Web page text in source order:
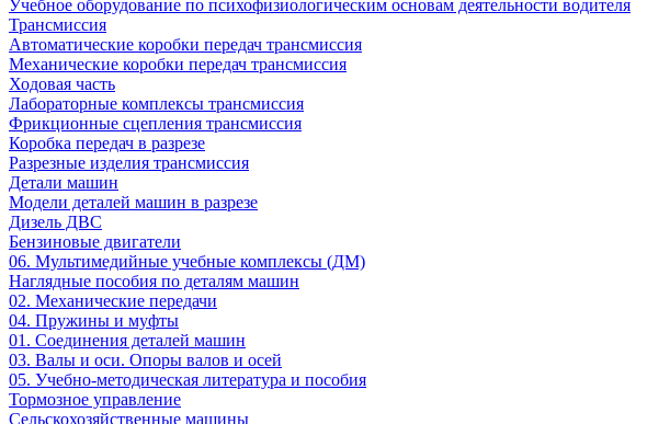
Учебное оборудование по психофизиологическим основам деятельности водителя
Трансмиссия
Автоматические коробки передач трансмиссия
Механические коробки передач трансмиссия
Ходовая часть
Лабораторные комплексы трансмиссия
Фрикционные сцепления трансмиссия
Коробка передач в разрезе
Разрезные изделия трансмиссия
Детали машин
Модели деталей машин в разрезе
Дизель ДВС
Бензиновые двигатели
06. Мультимедийные учебные комплексы (ДМ)
Наглядные пособия по деталям машин
02. Механические передачи
04. Пружины и муфты
01. Соединения деталей машин
03. Валы и оси. Опоры валов и осей
05. Учебно-методическая литература и пособия
Тормозное управление
Сельскохозяйственные машины